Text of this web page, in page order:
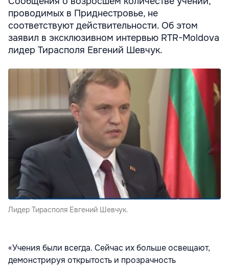
проводимых в Приднестровье, не
соответствуют действительности. Об этом
заявил в эксклюзивном интервью RTR-Moldova
лидер Тирасполя Евгений Шевчук.
Лидер Тирасполя Евгений Шевчук.
«Учения были всегда. Сейчас их больше освещают,
демонстрируя открытость и прозрачность